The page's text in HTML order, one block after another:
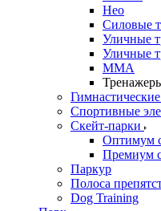
Нео
Силовые
Уличные
Уличные
ММА
Спортивные
Скейт-парки
Оптимум
Премиум
Паркур
Полоса
Dog Training